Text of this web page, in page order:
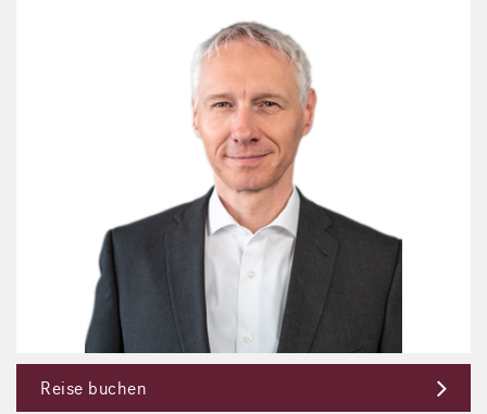
Reise buchen